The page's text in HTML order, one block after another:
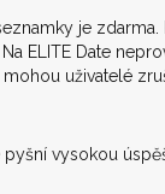
je
ELITE Date
uživatelé
pyšní vysokou